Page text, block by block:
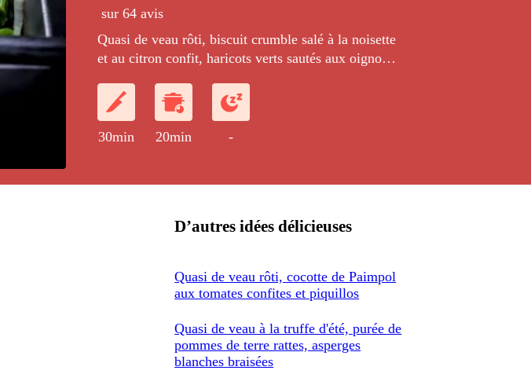
sur 64 avis
Quasi de veau rôti, biscuit crumble salé à la noisette
et au citron confit, haricots verts sautés aux oignons
30min 20min -
D’autres idées délicieuses
Quasi de veau rôti, cocotte de Paimpol
aux tomates confites et piquillos
Quasi de veau à la truffe d'été, purée de
pommes de terre rattes, asperges
blanches braisées